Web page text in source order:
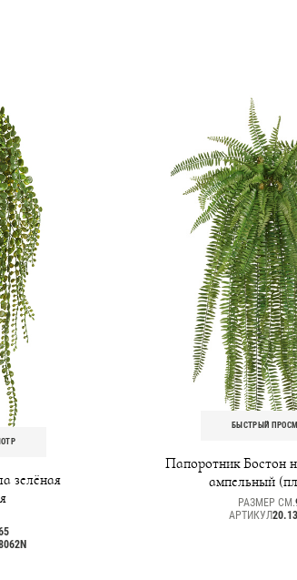
зелёная
БЫСТРЫЙ
Папоротник Бостон
ампельный
РАЗМЕР СМ.
АРТИКУЛ